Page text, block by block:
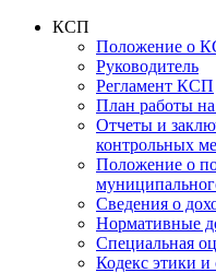
КСП
Положение о
Руководитель
Регламент КСП
План работы
Отчеты и
контрольных
Положение о
Сведения о
Нормативные
Специальная
Кодекс этики и